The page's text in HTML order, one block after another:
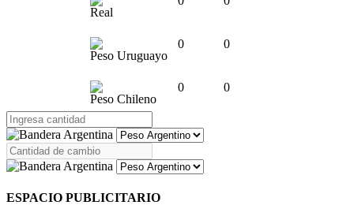
Real
Peso Uruguayo
0 0
Peso Chileno
0 0
ESPACIO PUBLICITARIO